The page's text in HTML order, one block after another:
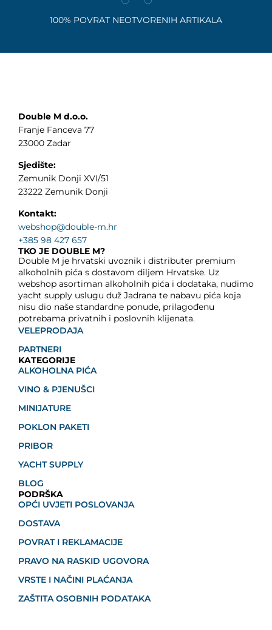
100% POVRAT NEOTVORENIH ARTIKALA
Double M d.o.o.
Franje Fanceva 77
23000 Zadar
Sjedište:
Zemunik Donji XVI/51
23222 Zemunik Donji
Kontakt:
webshop@double-m.hr
+385 98 427 657
TKO JE DOUBLE M?
Double M je hrvatski uvoznik i distributer premium
alkoholnih pića s dostavom diljem Hrvatske. Uz
webshop asortiman alkoholnih pića i dodataka, nudimo
yacht supply uslugu duž Jadrana te nabavu pića koja
nisu dio naše standardne ponude, prilagođenu
potrebama privatnih i poslovnih klijenata.
VELEPRODAJA
PARTNERI
KATEGORIJE
ALKOHOLNA PIĆA
VINO & PJENUŠCI
MINIJATURE
POKLON PAKETI
PRIBOR
YACHT SUPPLY
BLOG
PODRŠKA
OPĆI UVJETI POSLOVANJA
DOSTAVA
POVRAT I REKLAMACIJE
PRAVO NA RASKID UGOVORA
VRSTE I NAČINI PLAĆANJA
ZAŠTITA OSOBNIH PODATAKA